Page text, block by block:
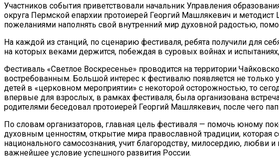
Участников события приветствовали начальник Управления
округа Пермской епархии протоиерей Георгий Машлякевич и
пожеланиями наполнять свой внутренний мир духовной радостью,
На каждой из станций, по сценарию фестиваля, ребята получили для
на которых веками держится, побеждая в суровых войнах и
Фестиваль «Светлое Воскресенье» проводится на территории
востребованным. Большой интерес к фестивалю появляется не только
детей в «церковном мероприятии» с некоторой осторожностью, то
впервые для взрослых, в рамках фестиваля, была организована
родителями беседовал протоиерей Георгий Машлякевич, после чего
По словам организаторов, главная цель фестиваля — помочь юному
духовным ценностям, открытие мира православной традиции,
национального самосознания, учит благородству, милосердию, любви
важнейшее условие успешного развития России.